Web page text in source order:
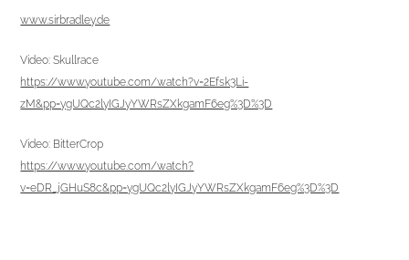
www.sirbradley.de
Video: Skullrace
https://www.youtube.com/watch?v=2Efsk3Li-
zM&pp=ygUQc2lyIGJyYWRsZXkgamF6eg%3D%3D
Video: BitterCrop
https://www.youtube.com/watch?
v=eDR_jGHuS8c&pp=ygUQc2lyIGJyYWRsZXkgamF6eg%3D%3D